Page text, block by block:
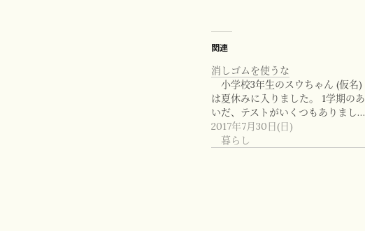
関連
消しゴムを使うな
小学校3年生のスウちゃん (仮名)
は夏休みに入りました。 1学期のあ
いだ、テストがいくつもありまし…
2017年7月30日(日)
暮らし